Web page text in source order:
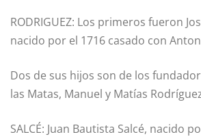
RODRIGUEZ: Los primeros fueron
nacido por el 1716 casado con
Dos de sus hijos son de los
las Matas, Manuel y Matías
SALCÉ: Juan Bautista Salcé, nacido